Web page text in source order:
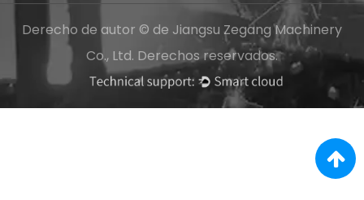
Derecho de autor © de Jiangsu Zegang Machinery
Co., Ltd. Derechos reservados.